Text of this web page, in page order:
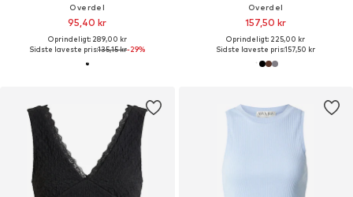
Overdel
95,40 kr
Oprindeligt: 289,00 kr
Sidste laveste pris:135,15 kr-29%
Overdel
157,50 kr
Oprindeligt: 225,00 kr
Sidste laveste pris:157,50 kr